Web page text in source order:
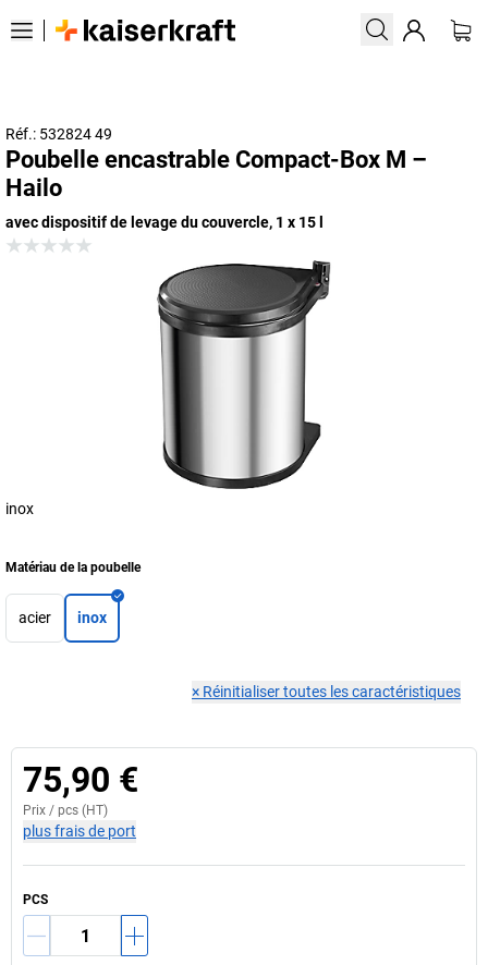
Réf.: 532824 49
Poubelle encastrable Compact-Box M –
Hailo
avec dispositif de levage du couvercle, 1 x 15 l
inox
Matériau de la poubelle
acier inox
× Réinitialiser toutes les caractéristiques
75,90 €
Prix / pcs (HT)
plus frais de port
PCS